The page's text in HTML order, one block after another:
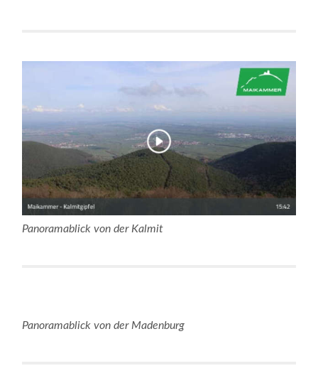
Panoramablick von der Kalmit
Panoramablick von der Madenburg